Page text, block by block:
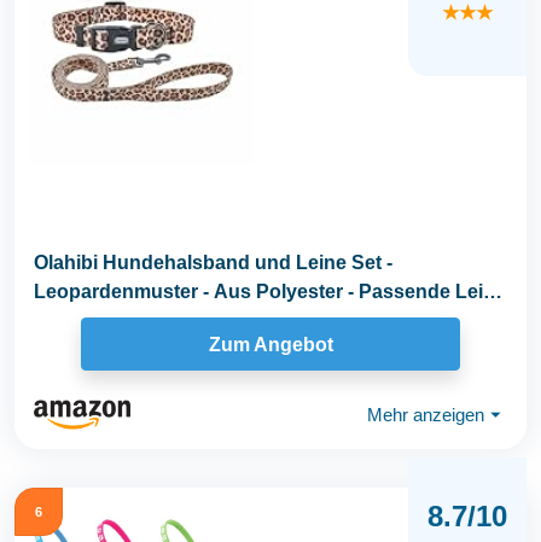
★★★
Olahibi Hundehalsband und Leine Set -
Leopardenmuster - Aus Polyester - Passende Leine
von 150 cm...
Zum Angebot
Mehr anzeigen ⏷
6 8.7/10